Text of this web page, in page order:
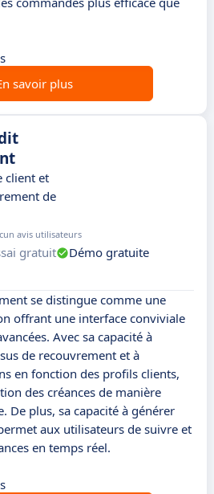
savoir plus
client et
de
avis utilisateurs
gratuit
Démo gratuite
se distingue comme une
offrant une interface conviviale
Avec sa capacité à
de recouvrement et à
en fonction des profils clients,
des créances de manière
De plus, sa capacité à générer
aux utilisateurs de suivre et
en temps réel.